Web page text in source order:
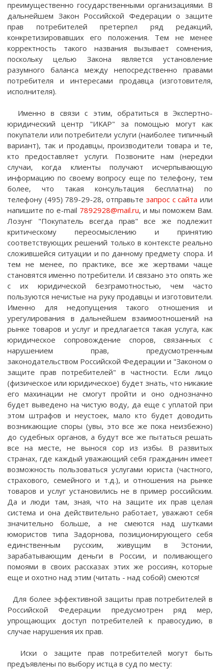
преимущественно государственными организациями. В
дальнейшем Закон Российской Федерации о защите
прав потребителей претерпел ряд редакций,
конкретизировавших его положения. Тем не менее
корректность такого названия вызывает сомнения,
поскольку целью Закона является установление
разумного баланса между непосредственно правами
потребителя и интересами продавца (изготовителя,
исполнителя).
Именно в связи с этим, обратиться в Экспертно-
юридический центр "ИКАР" за помощью могут как
покупатели или потребители услуги (наиболее типичный
вариант), так и продавцы, производители товара и те,
кто предоставляет услуги. Позвоните нам (нередки
случаи, когда клиенты получают исчерпывающую
информацию по своему вопросу еще по телефону, тем
более, что такая консультация бесплатна) по
телефону (495) 789-29-28, отправьте запрос с сайта или
напишите по e-mail 7892928@mail.ru, и мы поможем Вам.
Лозунг "Покупатель всегда прав" все же подлежит
критическому переосмыслению и принятию
соответствующих решений только в контексте реально
сложившейся ситуации и по данному предмету спора. И
тем не менее, по практике, все же жертвами чаще
становятся именно потребители. И связано это опять же
с их юридической безграмотностью, чем часто
пользуются нечистые на руку продавцы и изготовители.
Именно для недопущения такого отношения и
урегулирования в дальнейшем взаимоотношений на
рынке товаров и услуг и предлагается такая услуга, как
юридическое сопровождение споров, связанных с
нарушением прав, предусмотренным
законодательством Российской Федерации и "Законом о
защите прав потребителей" в частности. Если лицо
(физическое или юридическое) будет знать, что никакие
его махинации не смогут пройти и оно однозначно
будет выведено на чистую воду, да еще с уплатой при
этом штрафов и неустоек, мало кто будет доводить
возникающие споры (увы, это все же пока неизбежно)
до судебных органов, а будут все же пытаться решать
все на месте, не вынося сор из избы. В развитых
странах, где каждый уважающий себя гражданин имеет
возможность пользоваться услугами юриста (частного,
страхового, семейного и т.д.), и отношения на рынке
товаров и услуг установились не в пример российским.
Да и люди там, зная, что на защите их прав целая
система и она действительно работает, уважают себя
значительно больше, а не смеются над шутками
юмористов типа Задорнова, позиционирующего себя
единственным русским, живущим в Эстонии,
зарабатывающим деньги в России, и поливающего
помоями в своих рассказах этих же россиян, которые
еще и охотно над этим (читать - над собой) смеются!
Для более эффективной защиты прав потребителей в
Российской Федерации предусмотрен ряд мер,
упрощающих доступ потребителей к правосудию, в
случае нарушения их прав.
Иски о защите прав потребителей могут быть
предъявлены по выбору истца в суд по месту: